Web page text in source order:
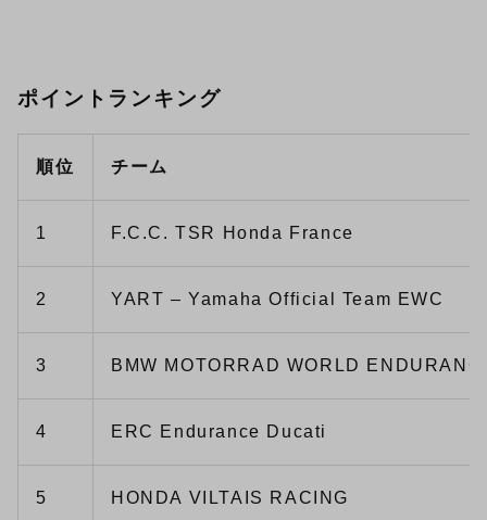
ポイントランキング
順位 チーム
1 F.C.C. TSR Honda France
2 YART – Yamaha Official Team EWC
3 BMW MOTORRAD WORLD
4 ERC Endurance Ducati
5 HONDA VILTAIS RACING